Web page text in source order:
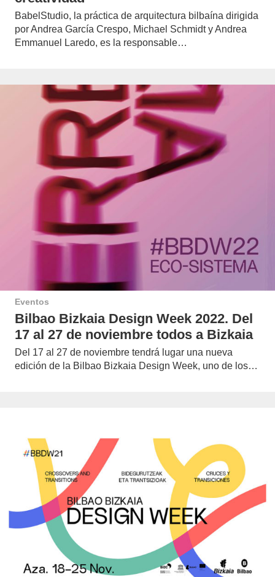
BabelStudio, la práctica de arquitectura bilbaína dirigida
por Andrea García Crespo, Michael Schmidt y Andrea
Emmanuel Laredo, es la responsable…
Eventos
Bilbao Bizkaia Design Week 2022. Del
17 al 27 de noviembre todos a Bizkaia
Del 17 al 27 de noviembre tendrá lugar una nueva
edición de la Bilbao Bizkaia Design Week, uno de los…